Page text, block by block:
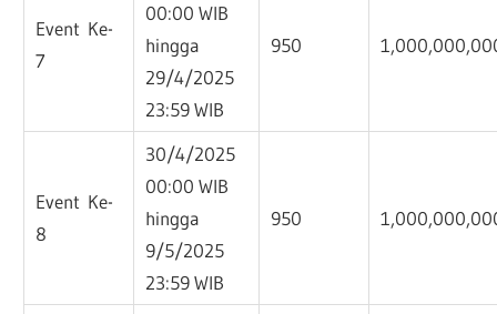
Event Ke-
7
00:00 WIB
hingga
29/4/2025
23:59 WIB
950
Event Ke-
8
30/4/2025
00:00 WIB
hingga
9/5/2025
23:59 WIB
950